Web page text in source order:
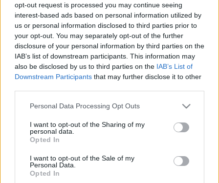
opt-out request is processed you may continue seeing
interest-based ads based on personal information utilized by
us or personal information disclosed to third parties prior to
your opt-out. You may separately opt-out of the further
disclosure of your personal information by third parties on the
IAB’s list of downstream participants. This information may
also be disclosed by us to third parties on the IAB’s List of
Downstream Participants that may further disclose it to other
Please note that this website/app uses one or more Google
not limited to your visit or usage behaviour. You may click to
grant or deny consent to Google and its third-party tags to
use your data for below specified purposes in below Google
consent section.
Personal Data Processing Opt Outs
I want to opt-out of the Sharing of my
personal data.
Opted In
I want to opt-out of the Sale of my
Personal Data.
Opted In
Somlai-Fischer Szabolcs & Halacsy Peter
(Kitchen Budapest) - ZUI
Esther Dyson(EDventure) - A new model for
online marketing
Simon Benjamin (benjamin.hu) -iwiwE export
tool
Barthazi Andras (NetVibes) -Universal Widget
API
Csernak Gergely (VATSIM) - Virtualis repules -
készülnek: lesz torta, pezsgő,guitar hero
, móka,
kacagás. A meetupra nagyon sokan jelentkeztek,
még a megemelt, 150 fős keret is betelt.